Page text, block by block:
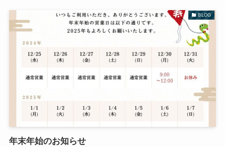
BLOG
年末年始のお知らせ